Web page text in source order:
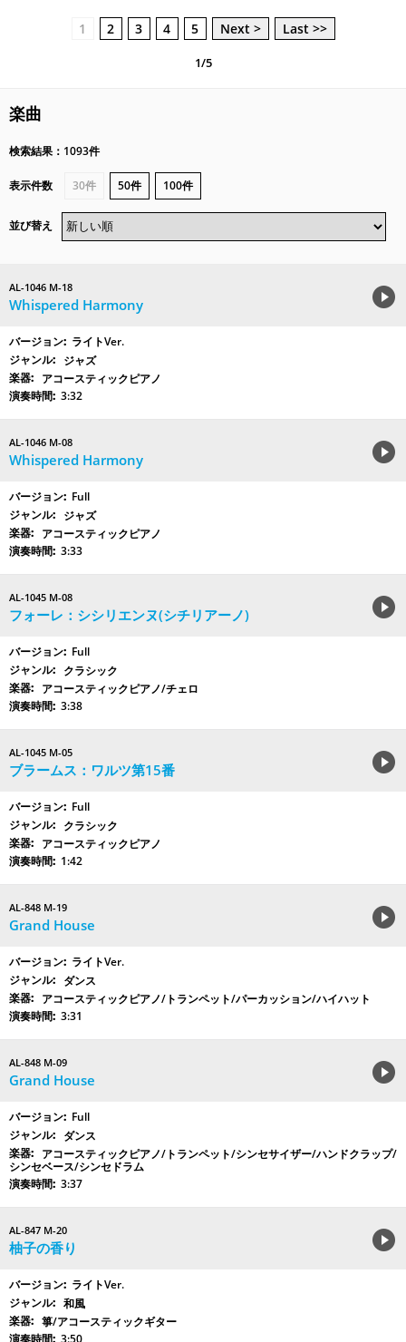
1 2 3 4 5 Next > Last >>
1/5
楽曲
検索結果：1093件
表示件数 30件 50件 100件
並び替え
AL-1046 M-18
Whispered Harmony
ライトVer.
ジャズ
アコースティックピアノ
3:32
AL-1046 M-08
Whispered Harmony
Full
ジャズ
アコースティックピアノ
3:33
AL-1045 M-08
フォーレ：シシリエンヌ(シチリアーノ)
Full
クラシック
アコースティックピアノ/チェロ
3:38
AL-1045 M-05
ブラームス：ワルツ第15番
Full
クラシック
アコースティックピアノ
1:42
AL-848 M-19
Grand House
ライトVer.
ダンス
アコースティックピアノ/トランペット/パーカッション/ハイハット
3:31
AL-848 M-09
Grand House
Full
ダンス
アコースティックピアノ/トランペット/シンセサイザー/ハンドクラップ/
シンセベース/シンセドラム
3:37
AL-847 M-20
柚子の香り
ライトVer.
和風
箏/アコースティックギター